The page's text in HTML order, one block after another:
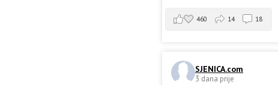
460 14 18
SJENICA.com
3 dana prije